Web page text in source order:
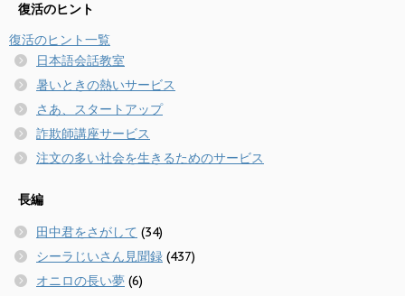
復活のヒント
復活のヒント一覧
日本語会話教室
暑いときの熱いサービス
さあ、スタートアップ
詐欺師講座サービス
注文の多い社会を生きるためのサービス
長編
田中君をさがして (34)
シーラじいさん見聞録 (437)
オニロの長い夢 (6)